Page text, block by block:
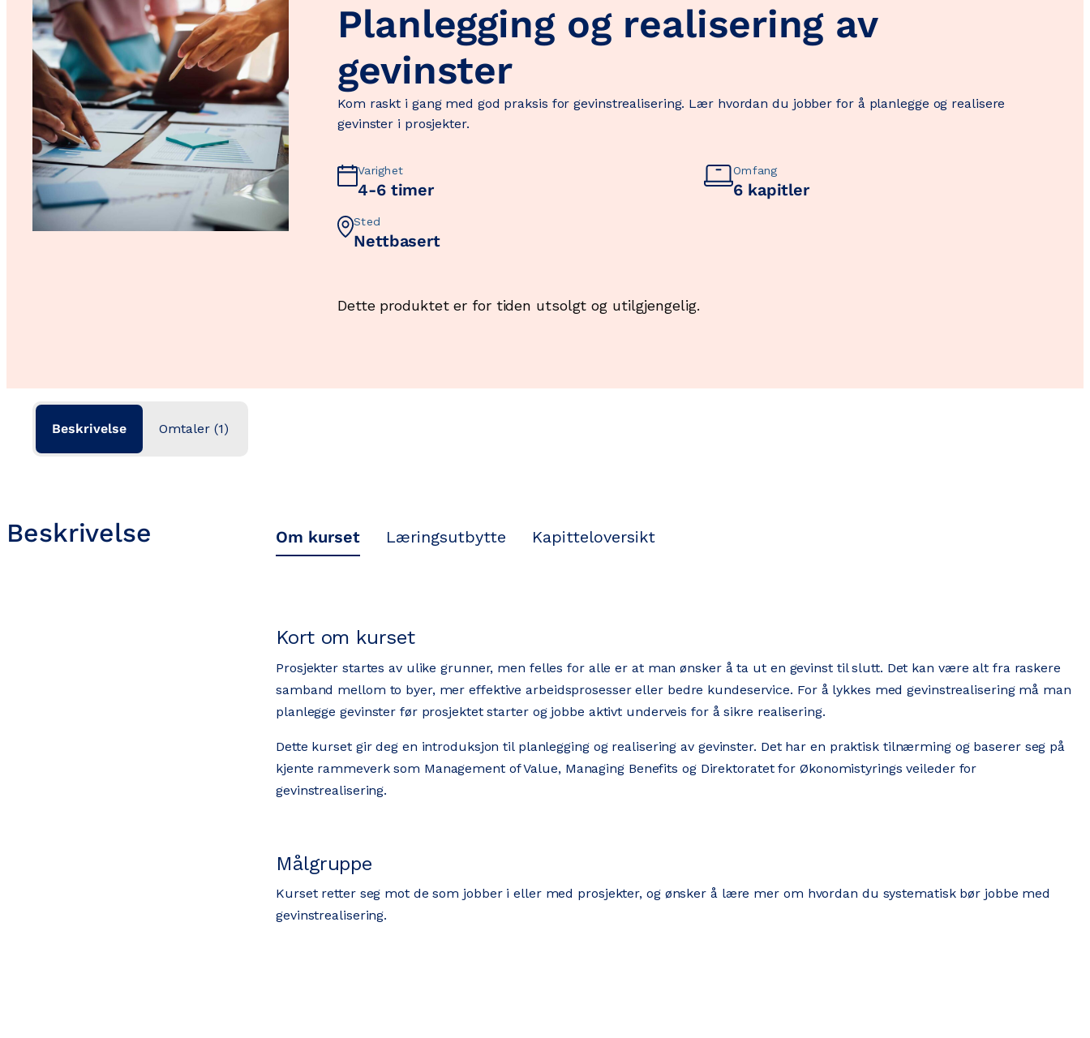
Planlegging og realisering av
gevinster
Kom raskt i gang med god praksis for gevinstrealisering. Lær hvordan du jobber for å planlegge og realisere
gevinster i prosjekter.
Varighet
4-6 timer
Omfang
6 kapitler
Sted
Nettbasert
Dette produktet er for tiden utsolgt og utilgjengelig.
Beskrivelse Omtaler (1)
Beskrivelse Om kurset
Kort om kurset
Prosjekter startes av ulike grunner, men felles for alle er at man ønsker å ta ut en gevinst til slutt. Det kan være alt fra raskere
samband mellom to byer, mer effektive arbeidsprosesser eller bedre kundeservice. For å lykkes med gevinstrealisering må man
planlegge gevinster før prosjektet starter og jobbe aktivt underveis for å sikre realisering.
Dette kurset gir deg en introduksjon til planlegging og realisering av gevinster. Det har en praktisk tilnærming og baserer seg på
kjente rammeverk som Management of Value, Managing Benefits og Direktoratet for Økonomistyrings veileder for
gevinstrealisering.
Målgruppe
Kurset retter seg mot de som jobber i eller med prosjekter, og ønsker å lære mer om hvordan du systematisk bør jobbe med
gevinstrealisering.
Læringsutbytte Kapitteloversikt